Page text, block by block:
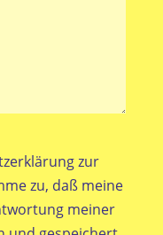
zur
zu, daß meine
meiner